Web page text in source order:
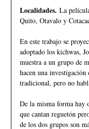
Localidades. La
Quito, Otavalo y
En este trabajo se
adoptado los kichwas,
muestra a un grupo de
hacen una
tradicional, pero no
De la misma forma hay
que cantan reguetón
de los dos grupos son